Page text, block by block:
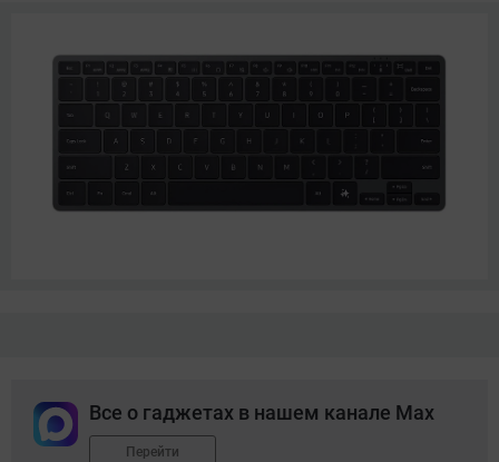
Все о гаджетах в нашем канале Max
Перейти